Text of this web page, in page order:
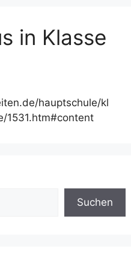
in Klasse
hauptschule/kl
1531.htm#content
Suchen